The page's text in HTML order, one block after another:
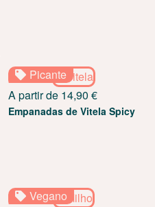
Picante
A partir de 14,90 €
Empanadas de Vitela Spicy
Vegano